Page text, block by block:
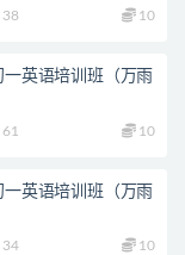
38 10
一英语培训班（万雨
61 10
一英语培训班（万雨
34 10